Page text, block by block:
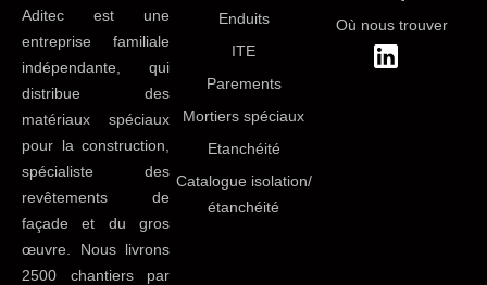
Aditec est une
entreprise familiale
indépendante, qui
distribue des
matériaux spéciaux
pour la construction,
spécialiste des
revêtements de
façade et du gros
œuvre. Nous livrons
2500 chantiers par
Enduits
ITE
Parements
Mortiers spéciaux
Etanchéité
Catalogue isolation/
étanchéité
Où nous trouver